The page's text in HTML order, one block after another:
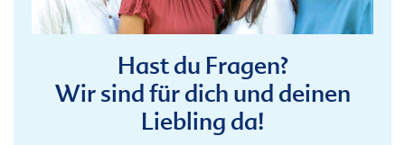
Hast du Fragen?
Wir sind für dich und deinen
Liebling da!